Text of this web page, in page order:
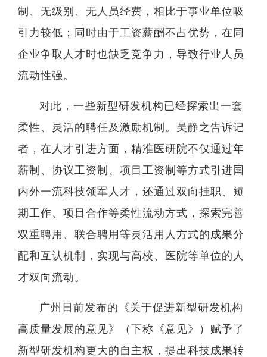
制、无级别、无人员经费，相比于事业单位吸
引力较低；同时由于工资薪酬不占优势，在同
企业争取人才时也缺乏竞争力，导致行业人员
流动性强。
对此，一些新型研发机构已经探索出一套
柔性、灵活的聘任及激励机制。吴静之告诉记
者，在人才引进方面，精准医研院不仅通过年
薪制、协议工资制、项目工资制等方式引进国
内外一流科技领军人才，还通过双向挂职、短
期工作、项目合作等柔性流动方式，探索完善
双重聘用、联合聘用等灵活用人方式的成果分
配和互认机制，实现与高校、医院等单位的人
才双向流动。
广州日前发布的《关于促进新型研发机构
高质量发展的意见》（下称《意见》）赋予了
新型研发机构更大的自主权，提出科技成果转